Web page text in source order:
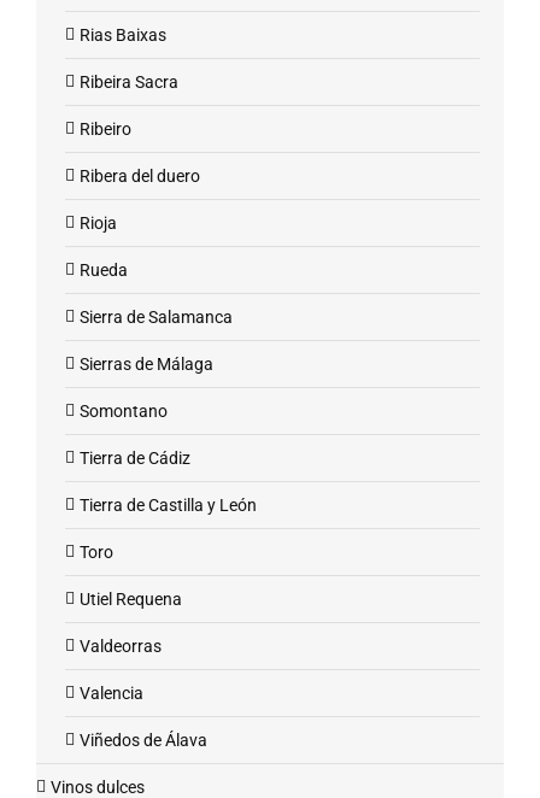
Rias Baixas
Ribeira Sacra
Ribeiro
Ribera del duero
Rioja
Rueda
Sierra de Salamanca
Sierras de Málaga
Somontano
Tierra de Cádiz
Tierra de Castilla y León
Toro
Utiel Requena
Valdeorras
Valencia
Viñedos de Álava
Vinos dulces